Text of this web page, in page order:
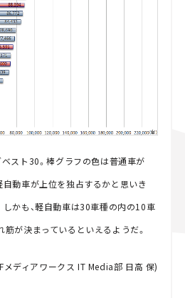
スト30。棒グラフの色は普通車が
自動車が上位を独占するかと思いき
しかも、軽自動車は30車種の内の10車
筋が決まっているといえるようだ。
ディアワークス IT Media部 日高 保)